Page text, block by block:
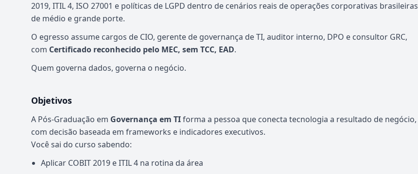
2019, ITIL 4, ISO 27001 e políticas de LGPD dentro de cenários reais de operações corporativas brasileiras
de médio e grande porte.
O egresso assume cargos de CIO, gerente de governança de TI, auditor interno, DPO e consultor GRC,
com Certificado reconhecido pelo MEC, sem TCC, EAD.
Quem governa dados, governa o negócio.
Objetivos
A Pós-Graduação em Governança em TIforma a pessoa que conecta tecnologia a resultado de negócio,
com decisão baseada em frameworks e indicadores executivos.
Você sai do curso sabendo:
Aplicar COBIT 2019 e ITIL 4 na rotina da área